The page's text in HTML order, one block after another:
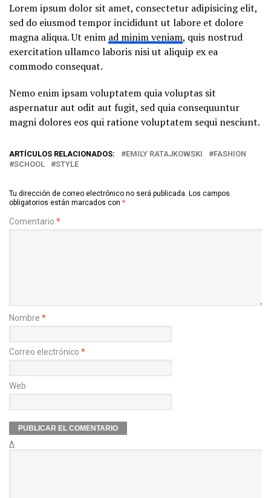
Lorem ipsum dolor sit amet, consectetur adipisicing elit,
sed do eiusmod tempor incididunt ut labore et dolore
magna aliqua. Ut enim ad minim veniam, quis nostrud
exercitation ullamco laboris nisi ut aliquip ex ea
commodo consequat.
Nemo enim ipsam voluptatem quia voluptas sit
aspernatur aut odit aut fugit, sed quia consequuntur
magni dolores eos qui ratione voluptatem sequi nesciunt.
ARTÍCULOS RELACIONADOS: EMILY RATAJKOWSKI
FASHION
SCHOOL
STYLE
Tu dirección de correo electrónico no será publicada. Los campos
obligatorios están marcados con *
Comentario *
Nombre *
Correo electrónico *
Web
Δ